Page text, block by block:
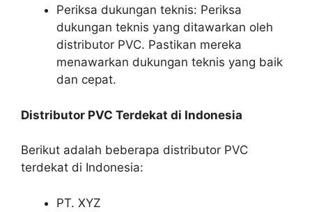
Periksa dukungan teknis: Periksa
dukungan teknis yang ditawarkan oleh
distributor PVC. Pastikan mereka
menawarkan dukungan teknis yang baik
dan cepat.
Distributor PVC Terdekat di Indonesia
Berikut adalah beberapa distributor PVC
terdekat di Indonesia:
PT. XYZ